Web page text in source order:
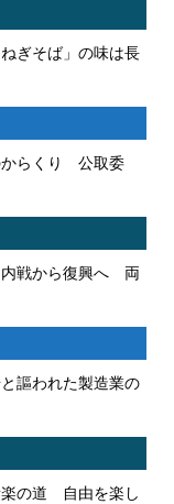
ぎそば」の味は長
からくり 公取委
戦から復興へ 両
謳われた製造業の
の道 自由を楽し